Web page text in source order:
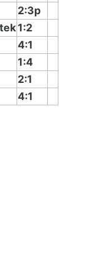
2:3p
1:2
4:1
1:4
2:1
4:1